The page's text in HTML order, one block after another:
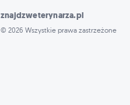
znajdzweterynarza.pl
© 2026 Wszystkie prawa zastrzeżone